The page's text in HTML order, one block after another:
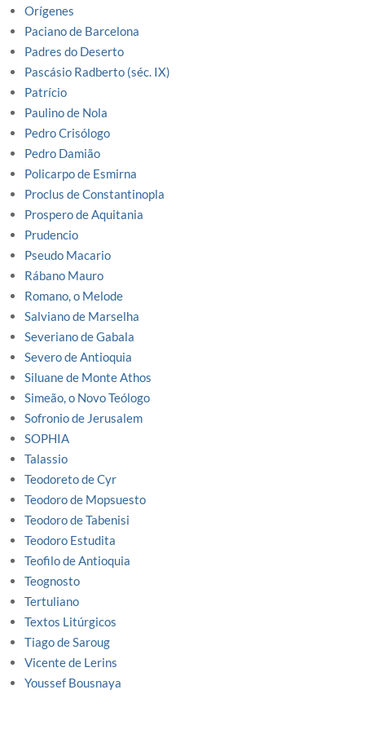
Orígenes
Paciano de Barcelona
Padres do Deserto
Pascásio Radberto (séc. IX)
Patrício
Paulino de Nola
Pedro Crisólogo
Pedro Damião
Policarpo de Esmirna
Proclus de Constantinopla
Prospero de Aquitania
Prudencio
Pseudo Macario
Rábano Mauro
Romano, o Melode
Salviano de Marselha
Severiano de Gabala
Severo de Antioquia
Siluane de Monte Athos
Simeão, o Novo Teólogo
Sofronio de Jerusalem
SOPHIA
Talassio
Teodoreto de Cyr
Teodoro de Mopsuesto
Teodoro de Tabenisi
Teodoro Estudita
Teofilo de Antioquia
Teognosto
Tertuliano
Textos Litúrgicos
Tiago de Saroug
Vicente de Lerins
Youssef Bousnaya